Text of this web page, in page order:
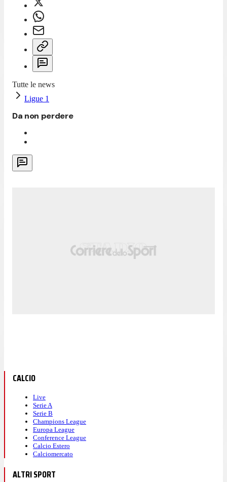
Tutte le news
Ligue 1
Da non perdere
CALCIO
Live
Serie A
Serie B
Champions League
Europa League
Conference League
Calcio Estero
Calciomercato
ALTRI SPORT